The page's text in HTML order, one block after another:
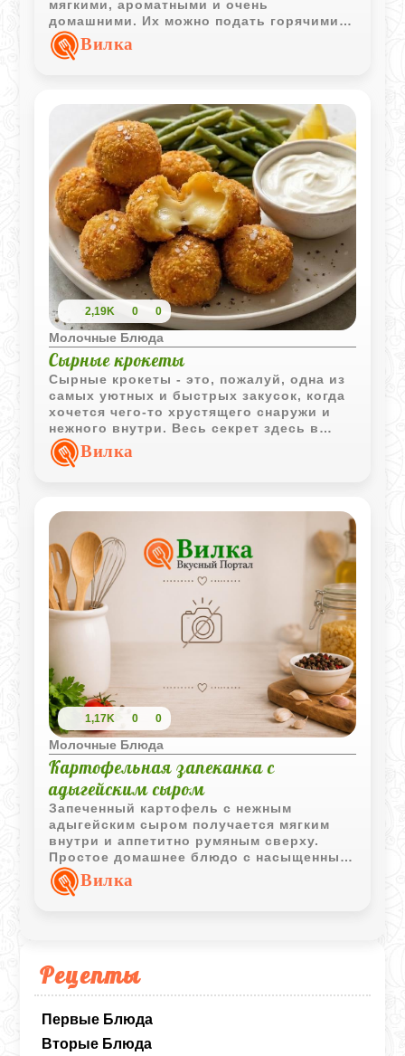
Рецепты
Первые Блюда
Вторые Блюда
мягкими, ароматными и очень
домашними. Их можно подать горячими
со сметаной и сахарной пудрой для
уютного семейного чаепития.
Вилка
2,19K 0 0
Молочные Блюда
Сырные крокеты
Сырные крокеты - это, пожалуй, одна из
самых уютных и быстрых закусок, когда
хочется чего-то хрустящего снаружи и
нежного внутри. Весь секрет здесь в
обычном плавленом сырке, который при
жарке превращается в тягучую кремовую
приходу гостей или просто побаловать
себя под сериал. Хруст сухариков,
горячий сыр и холодная сметана -
сочетание просто беспроигрышное,
особенно если добавить на тарелку
немного сочной фасоли для баланса.
Вилка
1,17K 0 0
Молочные Блюда
Картофельная запеканка с
адыгейским сыром
Запеченный картофель с нежным
адыгейским сыром получается мягким
внутри и аппетитно румяным сверху.
Простое домашнее блюдо с насыщенным
сливочным вкусом отлично подходит для
семейного ужина.
Вилка